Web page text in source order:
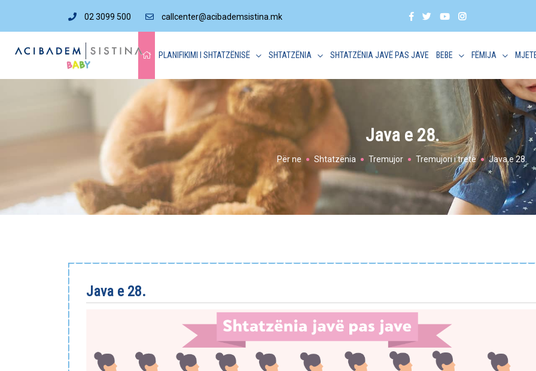
02 3099 500 callcenter@acibademsistina.mk
PLANIFIKIMI I SHTATZËNISË SHTATZËNIA SHTATZËNIA JAVË PAS JAVE BEBE FËMIJA
Java e 28.
Për ne Shtatzënia Tremujor Tremujori i tretë Java e 28.
Java e 28.